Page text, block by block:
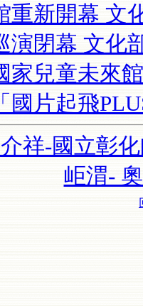
重新開幕 文
演閉幕 文化
家兒童未來
國片起飛
祥-國立彰
岠渭-